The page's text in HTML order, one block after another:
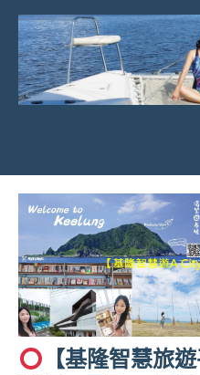
Skip
content
菲
亞
娃
JEFFIA
FANG
亞
粉
絲
團、
主
題
旅
【基隆智慧旅